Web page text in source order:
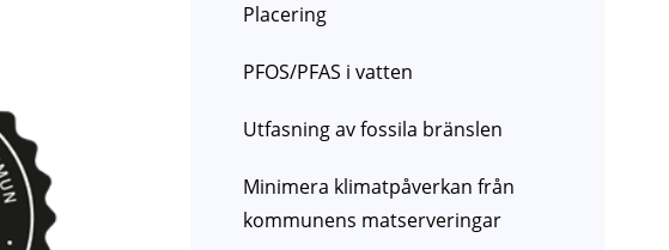
Placering
PFOS/PFAS i vatten
Utfasning av fossila bränslen
Minimera klimatpåverkan från
kommunens matserveringar